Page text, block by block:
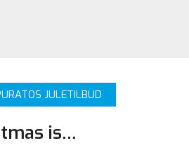
JULETILBUD
is…